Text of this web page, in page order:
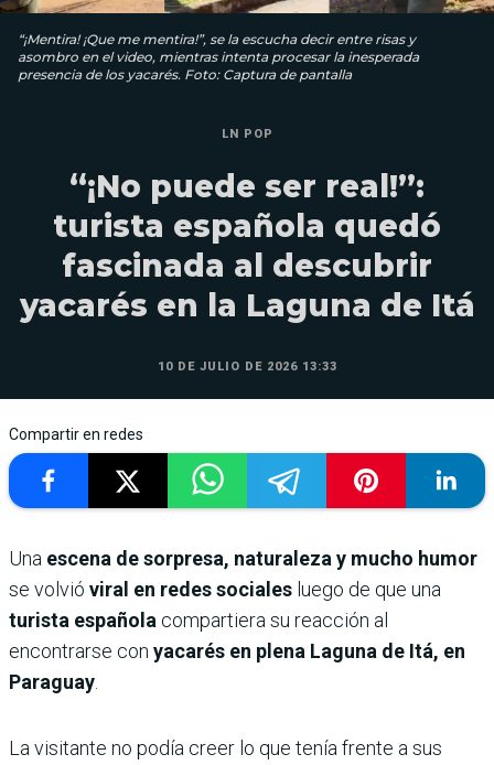
“¡Mentira! ¡Que me mentira!”, se la escucha decir entre risas y
asombro en el video, mientras intenta procesar la inesperada
presencia de los yacarés. Foto: Captura de pantalla
LN POP
“¡No puede ser real!”:
turista española quedó
fascinada al descubrir
yacarés en la Laguna de Itá
10 DE JULIO DE 2026 13:33
Compartir en redes
Una escena de sorpresa, naturaleza y mucho humor
se volvió viral en redes sociales luego de que una
turista española compartiera su reacción al
encontrarse con yacarés en plena Laguna de Itá, en
Paraguay
La visitante no podía creer lo que tenía frente a sus